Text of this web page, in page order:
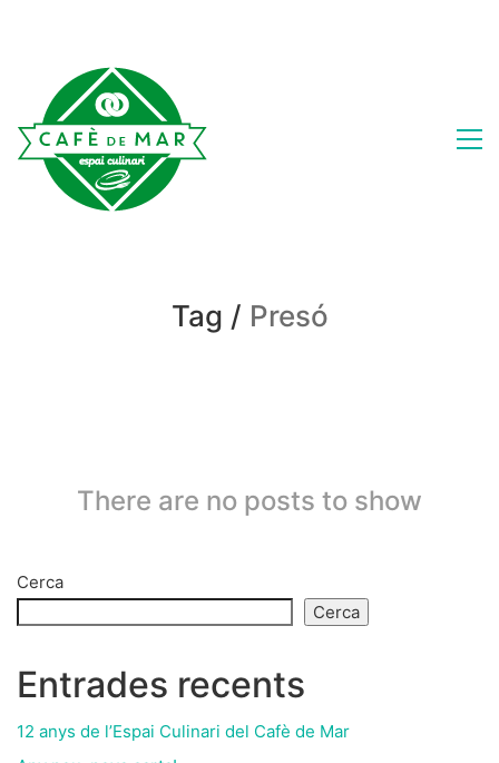
Tag / Presó
There are no posts to show
Cerca
Cerca
Entrades recents
12 anys de l’Espai Culinari del Cafè de Mar